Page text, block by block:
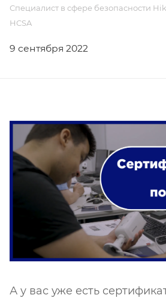
Специалист в сфере безопасности
HCSA
9 сентября 2022
А у вас уже есть